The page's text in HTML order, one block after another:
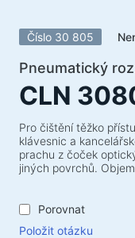
Gramofony
Akustické systémy
Herní série
Herní volanty
Herní židle
Herní komba
Koberečky na myš
Číslo 30 805
Pneumatický
CLN
Pro čištění těžko
klávesnic a
prachu z čoček
jiných povrchů.
Porovnat
Položit otázku